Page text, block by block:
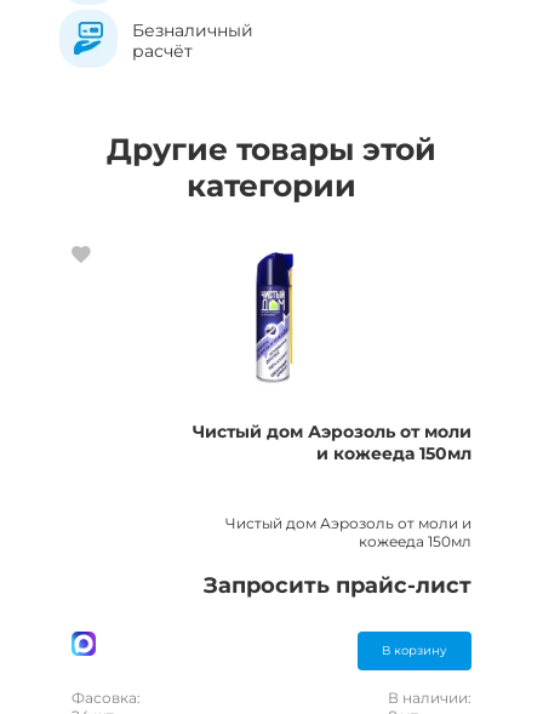
Безналичный
расчёт
Другие товары этой
категории
Чистый дом Аэрозоль от моли
и кожееда 150мл
Чистый дом Аэрозоль от моли и
кожееда 150мл
Запросить прайс-лист
В корзину
Фасовка:
В наличии: